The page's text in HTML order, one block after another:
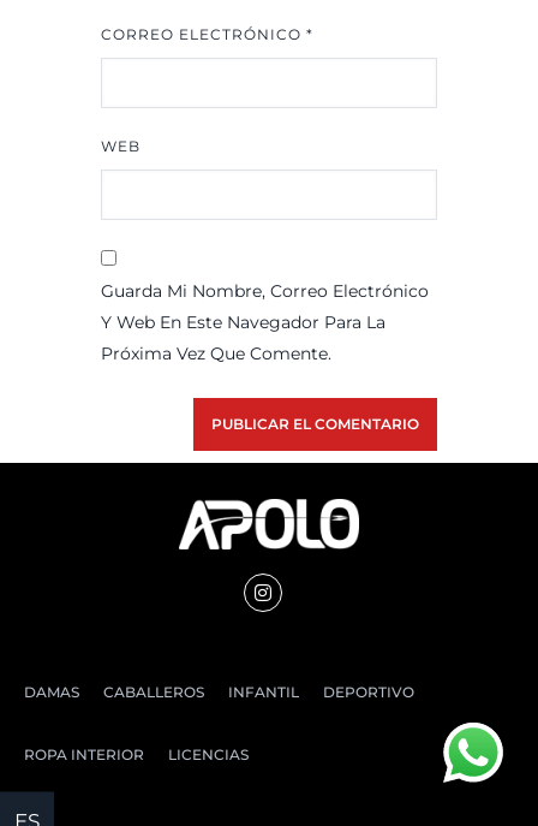
CORREO ELECTRÓNICO *
WEB
Guarda Mi Nombre, Correo Electrónico
Y Web En Este Navegador Para La
Próxima Vez Que Comente.
DAMAS CABALLEROS INFANTIL DEPORTIVO
ROPA INTERIOR LICENCIAS